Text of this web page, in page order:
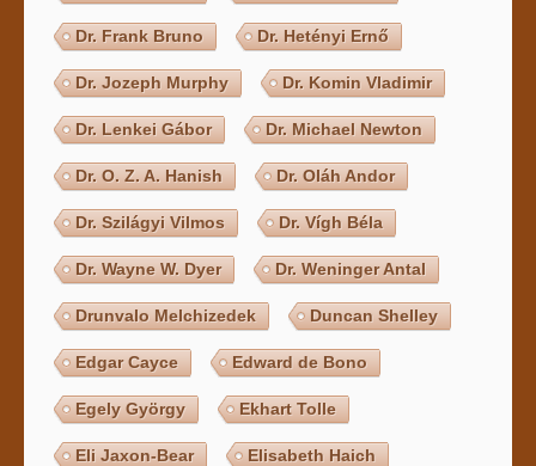
Dr. Frank Bruno Dr. Hetényi Ernő
Dr. Jozeph Murphy Dr. Komin Vladimir
Dr. Lenkei Gábor Dr. Michael Newton
Dr. O. Z. A. Hanish Dr. Oláh Andor
Dr. Szilágyi Vilmos Dr. Vígh Béla
Dr. Wayne W. Dyer Dr. Weninger Antal
Drunvalo Melchizedek Duncan Shelley
Edgar Cayce Edward de Bono
Egely György Ekhart Tolle
Eli Jaxon-Bear Elisabeth Haich